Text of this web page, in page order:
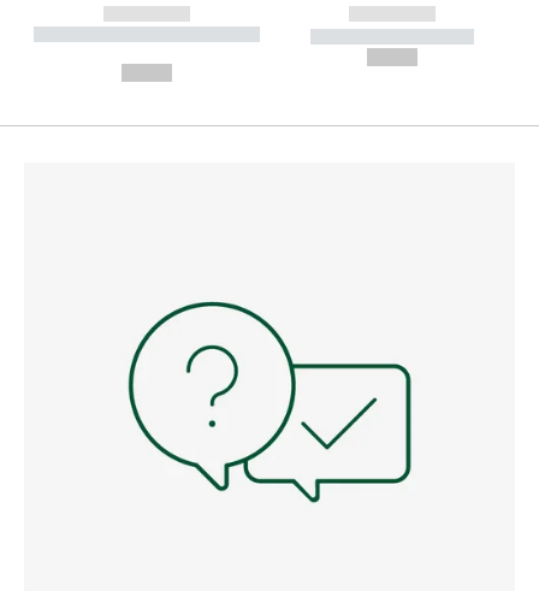
------------
----------- ----------- --------
------------
----------- -----------